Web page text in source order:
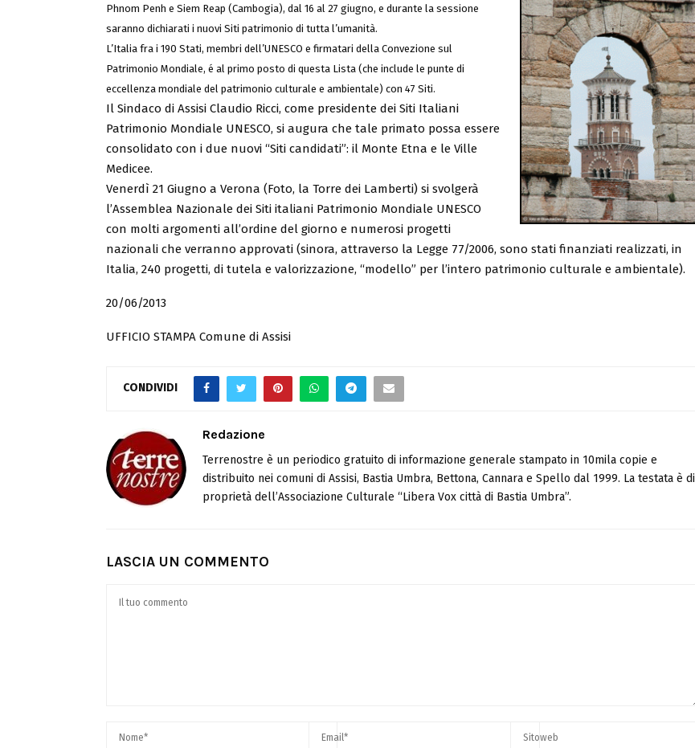
Phnom Penh e Siem Reap (Cambogia), dal 16 al 27 giugno, e durante la sessione
saranno dichiarati i nuovi Siti patrimonio di tutta l’umanità.
L’Italia fra i 190 Stati, membri dell’UNESCO e firmatari della Convezione sul
Patrimonio Mondiale, é al primo posto di questa Lista (che include le punte di
eccellenza mondiale del patrimonio culturale e ambientale) con 47 Siti.
Il Sindaco di Assisi Claudio Ricci, come presidente dei Siti Italiani
Patrimonio Mondiale UNESCO, si augura che tale primato possa essere
consolidato con i due nuovi “Siti candidati”: il Monte Etna e le Ville
Medicee.
Venerdì 21 Giugno a Verona (Foto, la Torre dei Lamberti) si svolgerà
l’Assemblea Nazionale dei Siti italiani Patrimonio Mondiale UNESCO
con molti argomenti all’ordine del giorno e numerosi progetti
nazionali che verranno approvati (sinora, attraverso la Legge 77/2006, sono stati finanziati realizzati, in
Italia, 240 progetti, di tutela e valorizzazione, “modello” per l’intero patrimonio culturale e ambientale).
20/06/2013
UFFICIO STAMPA Comune di Assisi
CONDIVIDI
Redazione
Terrenostre è un periodico gratuito di informazione generale stampato in 10mila copie e
distribuito nei comuni di Assisi, Bastia Umbra, Bettona, Cannara e Spello dal 1999. La testata è di
proprietà dell’Associazione Culturale “Libera Vox città di Bastia Umbra”.
LASCIA UN COMMENTO